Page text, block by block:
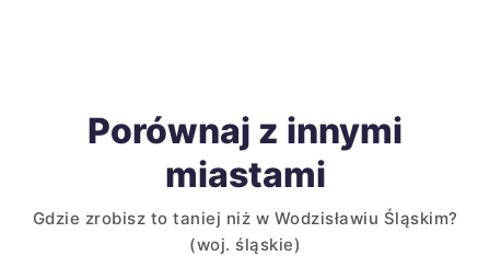
Porównaj z innymi
miastami
Gdzie zrobisz to taniej niż w Wodzisławiu Śląskim?
(woj. śląskie)